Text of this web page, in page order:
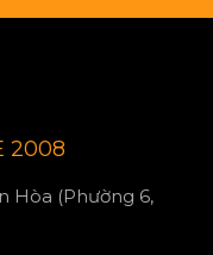
2008
Hòa (Phường 6,